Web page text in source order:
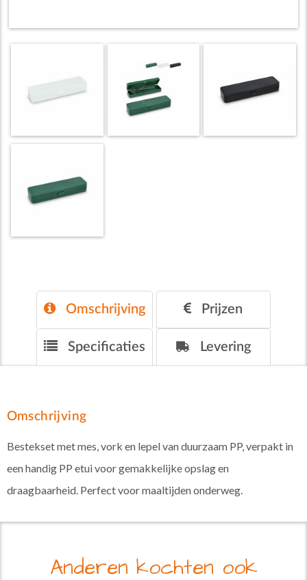
Omschrijving Prijzen
Specificaties Levering
Omschrijving
Bestekset met mes, vork en lepel van duurzaam PP, verpakt in
een handig PP etui voor gemakkelijke opslag en
draagbaarheid. Perfect voor maaltijden onderweg.
Anderen kochten ook